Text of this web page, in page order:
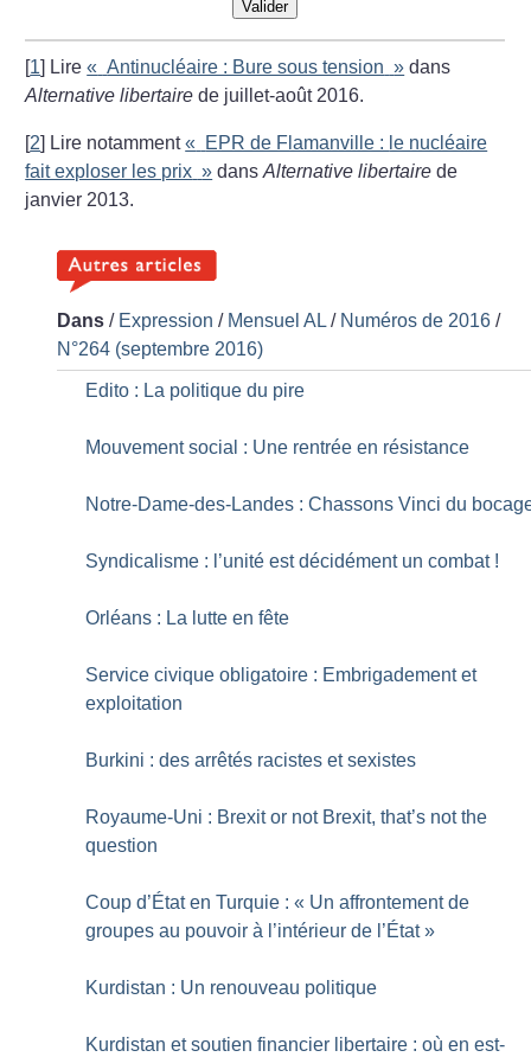
Valider
[1] Lire « Antinucléaire : Bure sous tension » dans
Alternative libertaire de juillet-août 2016.
[2] Lire notamment« EPR de Flamanville : le nucléaire
fait exploser les prix » dansAlternative libertaire de
janvier 2013.
Dans / Expression / Mensuel AL / Numéros de 2016 /
N°264 (septembre 2016)
Edito : La politique du pire
Mouvement social : Une rentrée en résistance
Notre-Dame-des-Landes : Chassons Vinci du
Syndicalisme : l’unité est décidément un combat !
Orléans : La lutte en fête
Service civique obligatoire : Embrigadement et
exploitation
Burkini : des arrêtés racistes et sexistes
Royaume-Uni : Brexit or not Brexit, that’s not the
question
Coup d’État en Turquie : « Un affrontement de
groupes au pouvoir à l’intérieur de l’État »
Kurdistan : Un renouveau politique
Kurdistan et soutien financier libertaire : où en est-